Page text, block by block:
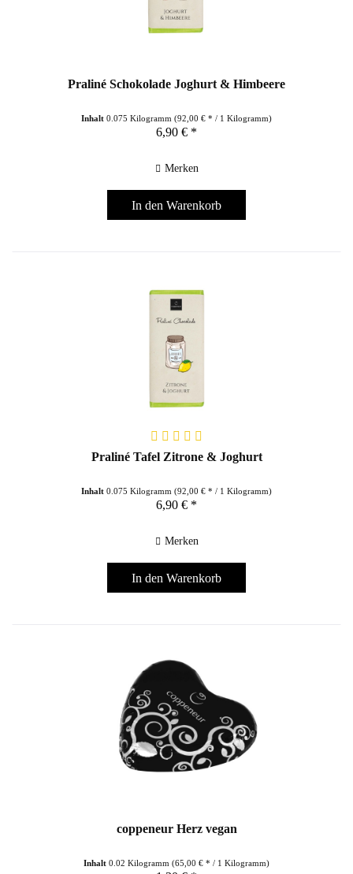
Praliné Schokolade Joghurt & Himbeere
Inhalt0.075 Kilogramm(92,00 € * / 1 Kilogramm)
6,90 € *
Merken
In den Warenkorb
Praliné Tafel Zitrone & Joghurt
Inhalt0.075 Kilogramm(92,00 € * / 1 Kilogramm)
6,90 € *
Merken
In den Warenkorb
coppeneur Herz vegan
Inhalt0.02 Kilogramm(65,00 € * / 1 Kilogramm)